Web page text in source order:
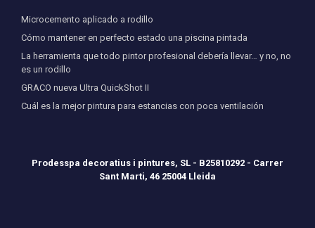
Microcemento aplicado a rodillo
Cómo mantener en perfecto estado una piscina pintada
La herramienta que todo pintor profesional debería llevar… y no, no
es un rodillo
GRACO nueva Ultra QuickShot II
Cuál es la mejor pintura para estancias con poca ventilación
Prodesspa decoratius i pintures, SL - B25810292 - Carrer
Sant Marti, 46 25004 Lleida